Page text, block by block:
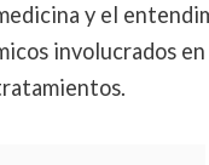
y el
involucrados